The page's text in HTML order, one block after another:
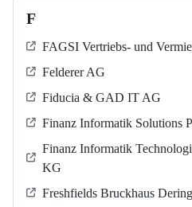
F
FAGSI Vertriebs- und
Felderer AG
Fiducia & GAD IT AG
Finanz Informatik Solutions
Finanz Informatik
KG
Freshfields Bruckhaus